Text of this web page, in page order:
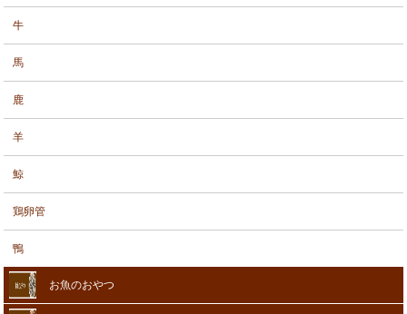
牛
馬
鹿
羊
鯨
鶏卵管
鴨
お魚のおやつ